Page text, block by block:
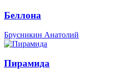
Беллона
Брусникин Анатолий
Пирамида